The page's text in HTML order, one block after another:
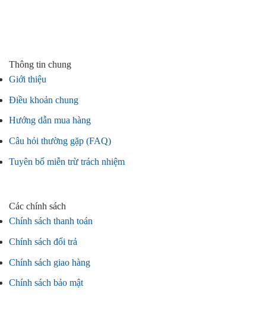
Thông tin chung
Giới thiệu
Điều khoản chung
Hướng dẫn mua hàng
Câu hỏi thường gặp (FAQ)
Tuyên bố miễn trừ trách nhiệm
Các chính sách
Chính sách thanh toán
Chính sách đổi trả
Chính sách giao hàng
Chính sách bảo mật